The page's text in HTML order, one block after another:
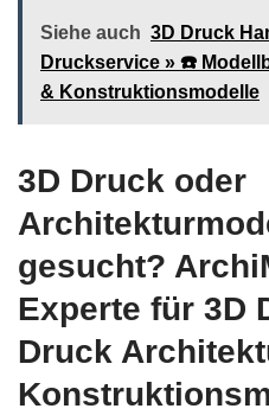
Siehe auch 3D Druck
Druckservice » ☎️
& Konstruktionsmodelle
3D Druck oder
gesucht?
Experte für 3D
Druck